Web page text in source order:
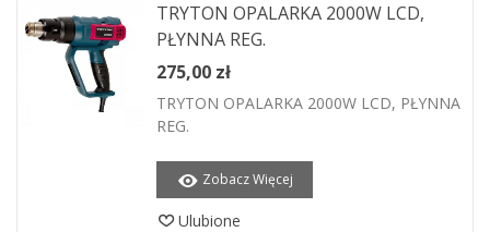
TRYTON OPALARKA 2000W LCD,
PŁYNNA REG.
275,00 zł
TRYTON OPALARKA 2000W LCD, PŁYNNA
REG.
Zobacz Więcej
Ulubione